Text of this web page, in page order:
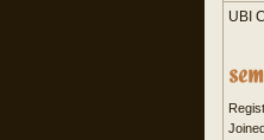
UBI